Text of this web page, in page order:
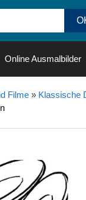
Online Ausmalbilder
Filme» Klassische